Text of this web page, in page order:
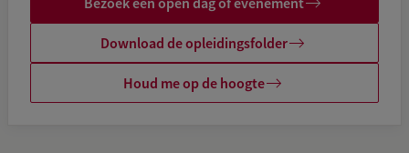
Download de opleidingsfolder
Houd me op de hoogte